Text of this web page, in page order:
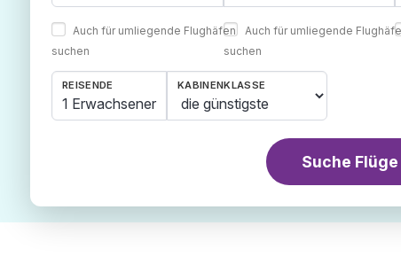
Auch für umliegende Flughäfen
suchen
Auch für umliegende
suchen
REISENDE
1 Erwachsener
KABINENKLASSE
Suche Flüge